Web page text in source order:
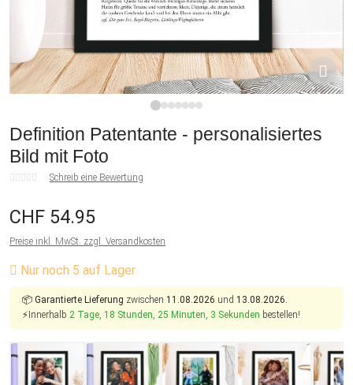
Definition Patentante - personalisiertes
Bild mit Foto
Schreib eine Bewertung
CHF 54.95
Preise inkl. MwSt. zzgl. Versandkosten
Nur noch 5 auf Lager
📦 Garantierte Lieferung zwischen 11.08.2026 und 13.08.2026.
⚡Innerhalb 2 Tage, 18 Stunden, 25 Minuten, 3 Sekunden bestellen!